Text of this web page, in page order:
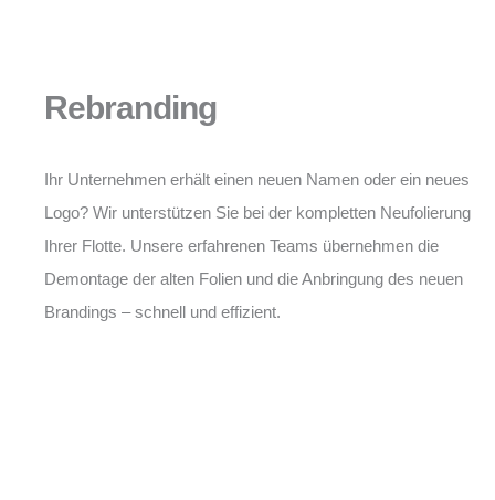
Rebranding
Ihr Unternehmen erhält einen neuen Namen oder ein neues
Logo? Wir unterstützen Sie bei der kompletten Neufolierung
Ihrer Flotte. Unsere erfahrenen Teams übernehmen die
Demontage der alten Folien und die Anbringung des neuen
Brandings – schnell und effizient.